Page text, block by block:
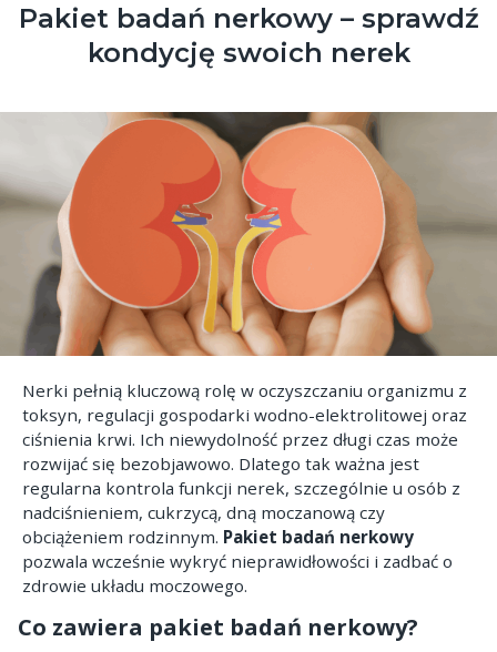
Pakiet badań nerkowy – sprawdź
kondycję swoich nerek
Nerki pełnią kluczową rolę w oczyszczaniu organizmu z
toksyn, regulacji gospodarki wodno-elektrolitowej oraz
ciśnienia krwi. Ich niewydolność przez długi czas może
rozwijać się bezobjawowo. Dlatego tak ważna jest
regularna kontrola funkcji nerek, szczególnie u osób z
nadciśnieniem, cukrzycą, dną moczanową czy
obciążeniem rodzinnym. Pakiet badań nerkowy
pozwala wcześnie wykryć nieprawidłowości i zadbać o
zdrowie układu moczowego.
Co zawiera pakiet badań nerkowy?